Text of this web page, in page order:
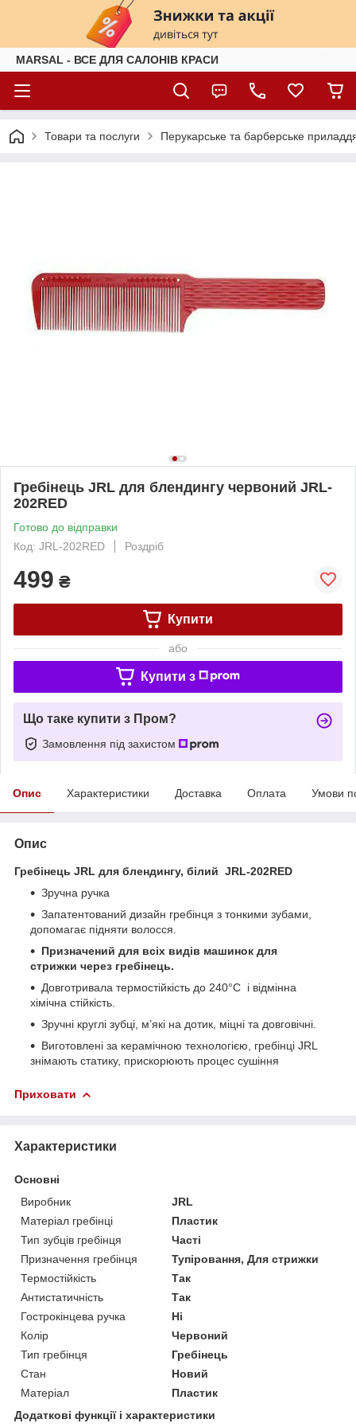
MARSAL - ВСЕ ДЛЯ САЛОНІВ КРАСИ
Товари та послуги Перукарське та барберське
Гребінець JRL для блендингу червоний JRL-
202RED
Готово до відправки
Код: JRL-202RED
Роздріб
499 ₴
Купити
або
Купити з
Що таке купити з Пром?
Замовлення під захистом
Опис Характеристики Доставка Оплата Умови
Опис
Гребінець JRL для блендингу, білий JRL-202RED
Зручна ручка
Запатентований дизайн гребінця з тонкими зубами,
допомагає підняти волосся.
Призначений для всіх видів машинок для
стрижки через гребінець.
Довготривала термостійкість до 240°C і відмінна
хімічна стійкість.
Зручні круглі зубці, м’які на дотик, міцні та довговічні.
Виготовлені за керамічною технологією, гребінці JRL
знімають статику, прискорюють процес сушіння
Приховати
Характеристики
Основні
Виробник
JRL
Матеріал гребінці
Пластик
Тип зубців гребінця
Часті
Призначення гребінця
Тупіровання, Для стрижки
Термостійкість
Так
Антистатичність
Так
Гострокінцева ручка
Ні
Колір
Червоний
Тип гребінця
Гребінець
Стан
Новий
Матеріал
Пластик
Додаткові функції і характеристики